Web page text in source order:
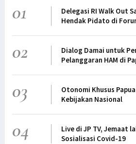
01
Delegasi RI Walk Out
Hendak Pidato di
02
Dialog Damai untuk
Pelanggaran HAM di
03
Otonomi Khusus
Kebijakan Nasional
04
Live di JP TV, Jemaat
Sosialisasi Covid-19